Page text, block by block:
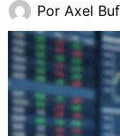
Por Axel